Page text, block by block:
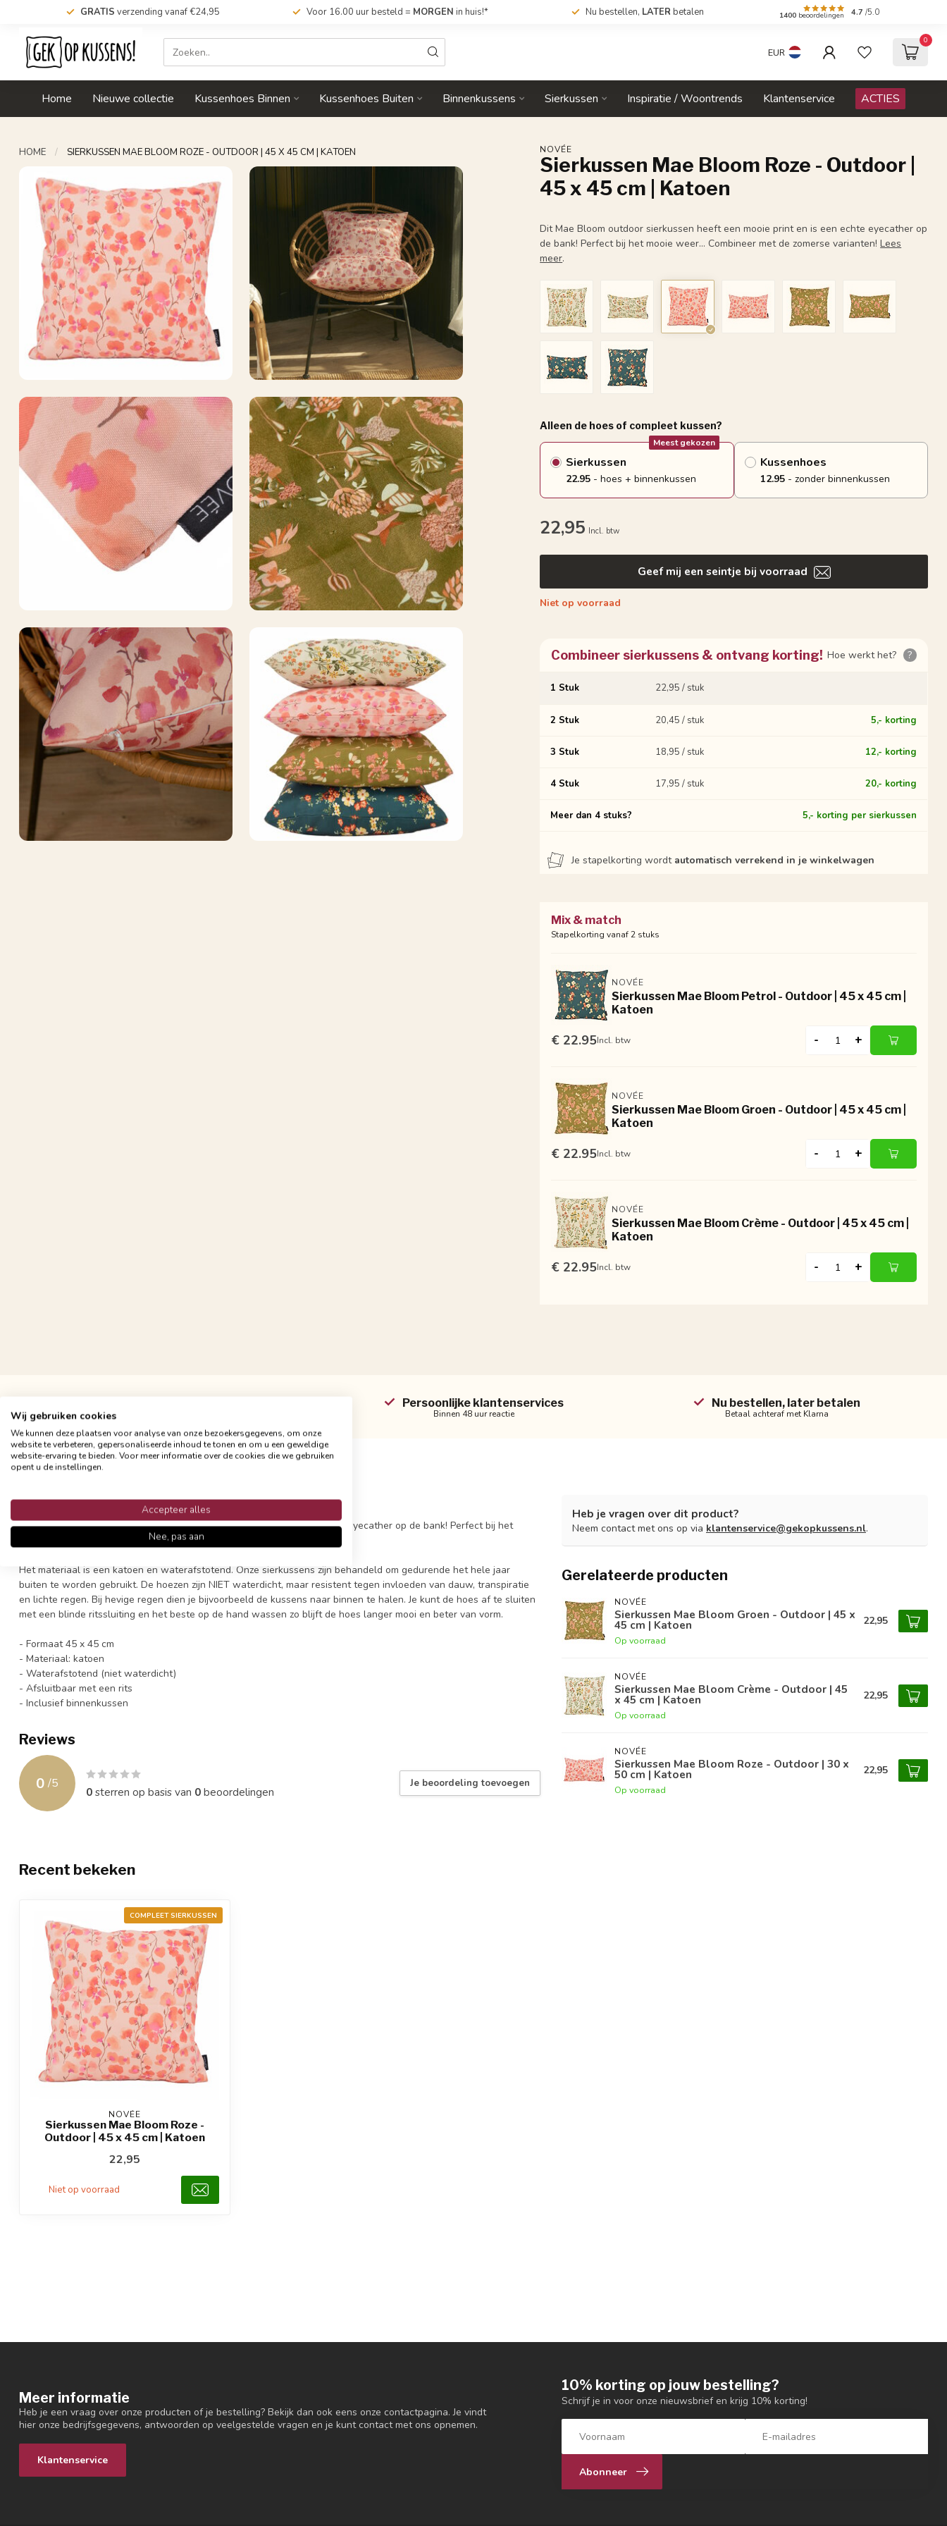
GRATIS verzending vanaf €24,95 Voor 16.00 uur besteld = MORGEN in huis!* Nu bestellen, LATER betalen 1400 beoordelingen 4.7 /5.0
EUR
0
Home Nieuwe collectie Kussenhoes Binnen Kussenhoes Buiten Binnenkussens Sierkussen Inspiratie / Woontrends Klantenservice ACTIES
HOME / SIERKUSSEN MAE BLOOM ROZE - OUTDOOR | 45 X 45 CM | KATOEN NOVÉE
Sierkussen Mae Bloom Roze - Outdoor |
45 x 45 cm | Katoen
Dit Mae Bloom outdoor sierkussen heeft een mooie print en is een echte eyecather op
de bank! Perfect bij het mooie weer... Combineer met de zomerse varianten!Lees
meer.
Alleen de hoes of compleet kussen?
Sierkussen
Meest gekozen
22.95 - hoes + binnenkussen
Kussenhoes
12.95- zonder binnenkussen
22,95 Incl. btw
Geef mij een seintje bij voorraad
Niet op voorraad
Combineer sierkussens & ontvang korting! Hoe werkt het? ?
1 Stuk 22,95 / stuk
2 Stuk 20,45 / stuk 5,- korting
3 Stuk 18,95 / stuk 12,- korting
4 Stuk 17,95 / stuk 20,- korting
Meer dan 4 stuks? 5,- korting per sierkussen
Je stapelkorting wordt automatisch verrekend in je winkelwagen
Mix & match
Stapelkorting vanaf 2 stuks
NOVÉE
Sierkussen Mae Bloom Petrol - Outdoor | 45 x 45 cm |
Katoen
€ 22.95Incl. btw - +
NOVÉE
Sierkussen Mae Bloom Groen - Outdoor | 45 x 45 cm |
Katoen
€ 22.95Incl. btw - +
NOVÉE
Sierkussen Mae Bloom Crème - Outdoor | 45 x 45 cm |
Katoen
€ 22.95Incl. btw - +
Snelle en betrouwbare bezorging met PostNL
Persoonlijke klantenservices
Binnen 48 uur reactie
Nu bestellen, later betalen
Betaal achteraf met Klarna
Productomschrijving
Dit Mae Bloom outdoor sierkussen heeft een mooie print en is een echte eyecather op de bank! Perfect bij het
mooie weer... Combineer met de andere zomerse varianten.
Het materiaal is een katoen en waterafstotend. Onze sierkussens zijn behandeld om gedurende het hele jaar
buiten te worden gebruikt. De hoezen zijn NIET waterdicht, maar resistent tegen invloeden van dauw, transpiratie
en lichte regen. Bij hevige regen dien je bijvoorbeeld de kussens naar binnen te halen. Je kunt de hoes af te sluiten
met een blinde ritssluiting en het beste op de hand wassen zo blijft de hoes langer mooi en beter van vorm.
- Formaat 45 x 45 cm
- Materiaal: katoen
- Waterafstotend (niet waterdicht)
- Afsluitbaar met een rits
- Inclusief binnenkussen
Reviews
0 /5
0sterren op basis van 0beoordelingen
Je beoordeling toevoegen
Heb je vragen over dit product?
Neem contact met ons op via klantenservice@gekopkussens.nl.
Gerelateerde producten
NOVÉE
Sierkussen Mae Bloom Groen - Outdoor | 45 x
45 cm | Katoen
Op voorraad
22,95
NOVÉE
Sierkussen Mae Bloom Crème - Outdoor | 45
x 45 cm | Katoen
Op voorraad
22,95
NOVÉE
Sierkussen Mae Bloom Roze - Outdoor | 30 x
50 cm | Katoen
Op voorraad
22,95
Recent bekeken
COMPLEET SIERKUSSEN
NOVÉE
Sierkussen Mae Bloom Roze -
Outdoor | 45 x 45 cm | Katoen
22,95
Niet op voorraad
Meer informatie
Heb je een vraag over onze producten of je bestelling? Bekijk dan ook eens onze contactpagina. Je vindt
hier onze bedrijfsgegevens, antwoorden op veelgestelde vragen en je kunt contact met ons opnemen.
Klantenservice
10% korting op jouw bestelling?
Schrijf je in voor onze nieuwsbrief en krijg 10% korting!
Abonneer
Wij gebruiken cookies
We kunnen deze plaatsen voor analyse van onze bezoekersgegevens, om onze
website te verbeteren, gepersonaliseerde inhoud te tonen en om u een geweldige
website-ervaring te bieden. Voor meer informatie over de cookies die we gebruiken
opent u de instellingen.
Accepteer alles
Nee, pas aan